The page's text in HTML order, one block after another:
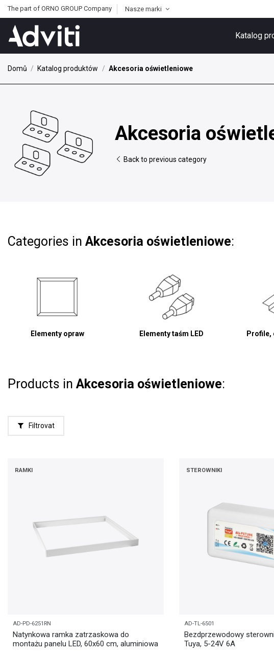
The part of ORNO GROUP Company Nasze marki
Katalog
Domů Katalog produktów Akcesoria oświetleniowe
Akcesoria
Back to previous category
Categories in Akcesoria oświetleniowe:
Elementy opraw Elementy taśm LED Profile,
Products in Akcesoria oświetleniowe:
Filtrovat
RAMKI
AD-PD-6251RN
Natynkowa ramka zatrzaskowa do
montażu panelu LED, 60x60 cm, aluminiowa
STEROWNIKI
AD-TL-6501
Bezdprzewodowy
Tuya, 5-24V 6A